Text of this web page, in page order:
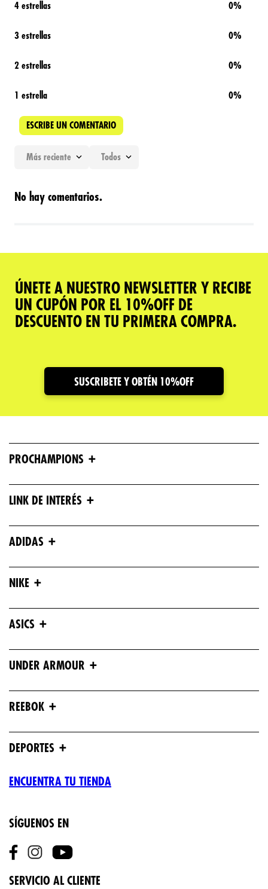
4 estrellas 0%
3 estrellas 0%
2 estrellas 0%
1 estrella 0%
ESCRIBE UN COMENTARIO
Tu nombre
Escribe un comentario
Más reciente Todos
No hay comentarios.
ÚNETE A NUESTRO NEWSLETTER Y RECIBE
UN CUPÓN POR EL 10%OFF DE
DESCUENTO EN TU PRIMERA COMPRA.
SUSCRIBETE Y OBTÉN 10%OFF
PROCHAMPIONS +
LINK DE INTERÉS +
ADIDAS +
NIKE +
ASICS +
UNDER ARMOUR +
REEBOK +
DEPORTES +
ENCUENTRA TU TIENDA
SÍGUENOS EN
SERVICIO AL CLIENTE